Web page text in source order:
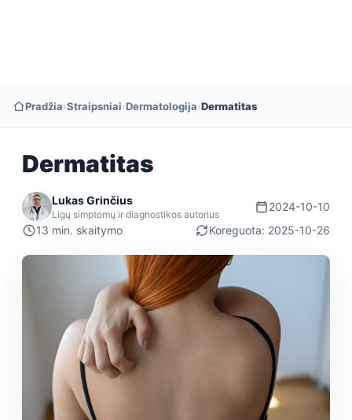
Pradžia›Straipsniai›Dermatologija›Dermatitas
Dermatitas
Lukas Grinčius
Ligų simptomų ir diagnostikos autorius
2024-10-10
13 min. skaitymo
Koreguota: 2025-10-26